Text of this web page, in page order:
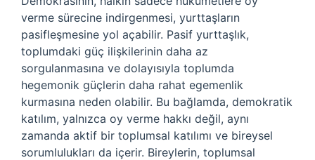
verme sürecine indirgenmesi, yurttaşların
pasifleşmesine yol açabilir. Pasif yurttaşlık,
toplumdaki güç ilişkilerinin daha az
sorgulanmasına ve dolayısıyla toplumda
hegemonik güçlerin daha rahat egemenlik
kurmasına neden olabilir. Bu bağlamda, demokratik
katılım, yalnızca oy verme hakkı değil, aynı
zamanda aktif bir toplumsal katılımı ve bireysel
sorumlulukları da içerir. Bireylerin, toplumsal